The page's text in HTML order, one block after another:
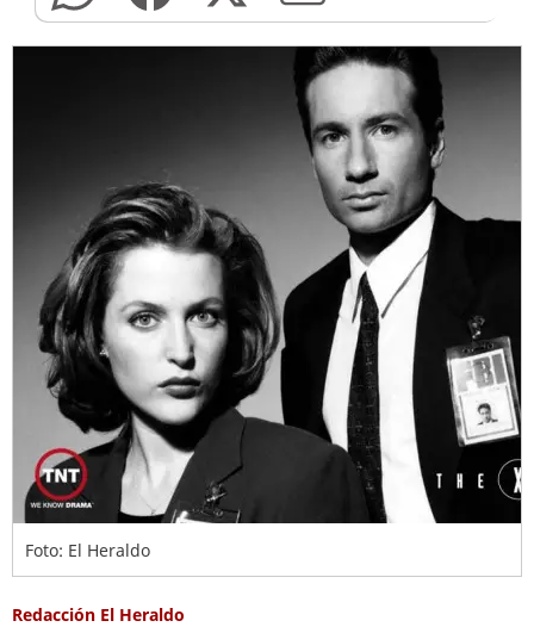
Foto: El Heraldo
Redacción El Heraldo